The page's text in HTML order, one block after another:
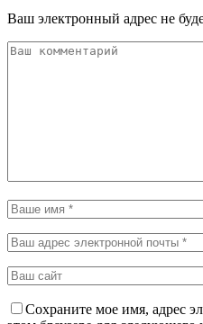
Ваш электронный адрес не
Сохраните мое имя, адрес